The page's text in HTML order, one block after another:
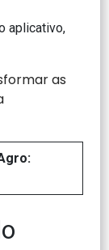
aplicativo,
as